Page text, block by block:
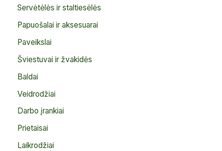
Servėtėlės ir staltiesėlės
Papuošalai ir aksesuarai
Paveikslai
Šviestuvai ir žvakidės
Baldai
Veidrodžiai
Darbo įrankiai
Prietaisai
Laikrodžiai